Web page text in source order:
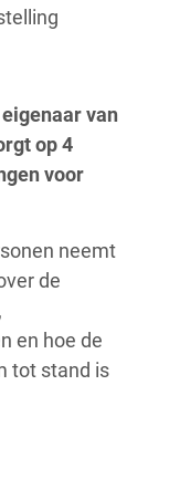
van
op 4
voor
neemt
de
en hoe de
tot stand is